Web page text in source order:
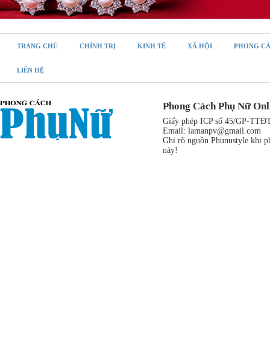
TRANG CHỦ CHÍNH TRỊ KINH TẾ XÃ HỘI PHONG
LIÊN HỆ
Phong Cách Phụ Nữ
Giấy phép ICP số 45/GP-
Email: lamanpv@gmail.com
Ghi rõ nguồn Phunustyle khi
này!